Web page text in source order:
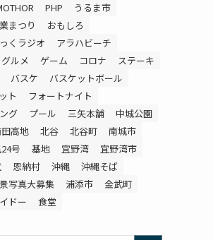
PHP
うるま市
まつり
おもしろ
くラジオ
アラハビーチ
グルメ ゲーム コロナ
ステーキ
バスケ
バスケットボール
ト
フォートナイト
グ
プール 三矢本舗
中城公園
高地 北谷 北谷町
南城市
号 基地 宜野湾
宜野湾市
恩納村 沖縄
沖縄そば
写真大募集
浦添市
金武町
ドー
食堂